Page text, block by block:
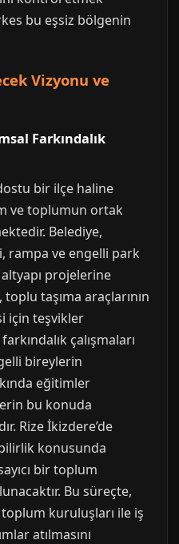
bu eşsiz bölgenin
Vizyonu ve
Farkındalık
bir ilçe haline
ve toplumun ortak
Belediye,
rampa ve engelli park
projelerine
taşıma araçlarının
için teşvikler
çalışmaları
bireylerin
eğitimler
bu konuda
Rize İkizdere’de
konusunda
bir toplum
Bu süreçte,
kuruluşları ile iş
atılmasını